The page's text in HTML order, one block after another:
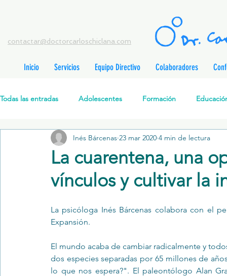
contactar@doctorcarloschiclana.com
Inicio Servicios Equipo Directivo Colaboradores
Todas las entradas Adolescentes Formación
Salud Mental Perinatal Psicoterapia Cognitivo-Analítica
Formación profesionales Jóvenes Desarrollo personal
Promoción de la salud mental
Trastornos de la conducta alimentar Infantil
La cuarentena, una
vínculos y cultivar la
Inés Bárcenas 23 mar 2020 4 min de lectura
La psicóloga Inés Bárcenas colabora con el
Expansión.
El mundo acaba de cambiar radicalmente y
dos especies separadas por 65 millones de
lo que nos espera?". El paleontólogo Alan